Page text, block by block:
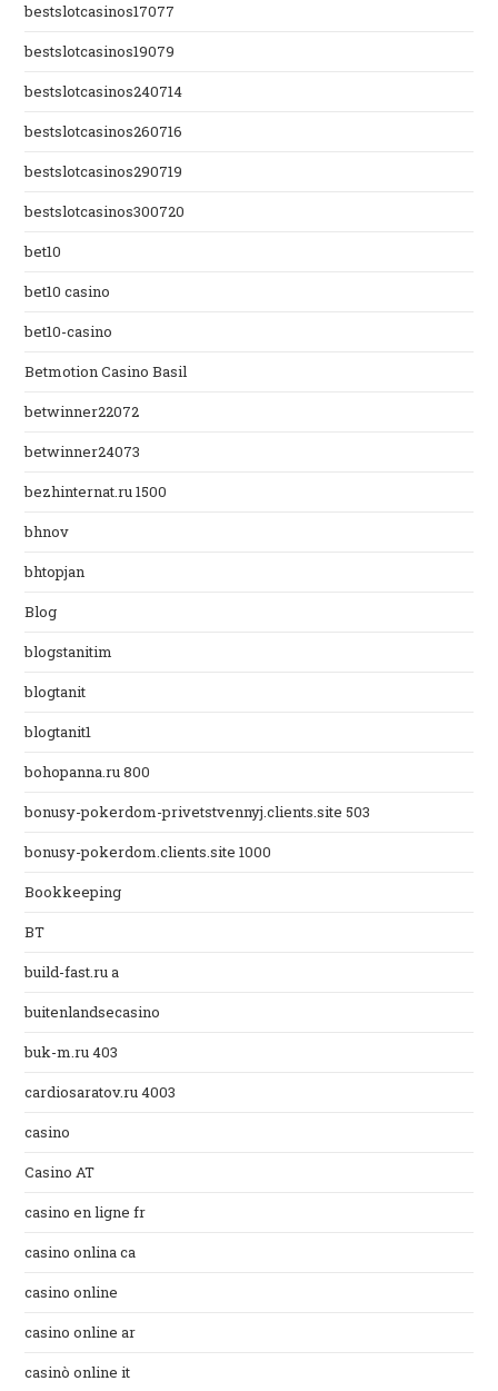
bestslotcasinos17077
bestslotcasinos19079
bestslotcasinos240714
bestslotcasinos260716
bestslotcasinos290719
bestslotcasinos300720
bet10
bet10 casino
bet10-casino
Betmotion Casino Basil
betwinner22072
betwinner24073
bezhinternat.ru 1500
bhnov
bhtopjan
Blog
blogstanitim
blogtanit
blogtanit1
bohopanna.ru 800
bonusy-pokerdom-privetstvennyj.clients.site 503
bonusy-pokerdom.clients.site 1000
Bookkeeping
BT
build-fast.ru a
buitenlandsecasino
buk-m.ru 403
cardiosaratov.ru 4003
casino
Casino AT
casino en ligne fr
casino onlina ca
casino online
casino online ar
casinò online it